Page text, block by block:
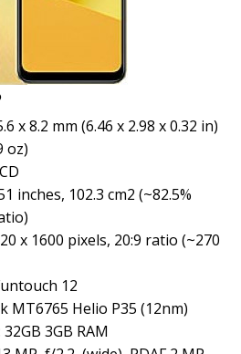
x 8.2 mm (6.46 x 2.98 x 0.32 in)
oz)
inches, 102.3 cm2 (~82.5%
x 1600 pixels, 20:9 ratio (~270
12
MT6765 Helio P35 (12nm)
3GB RAM